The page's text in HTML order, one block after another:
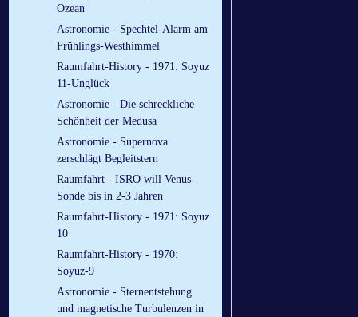
Ozean
Astronomie - Spechtel-Alarm am
Frühlings-Westhimmel
Raumfahrt-History - 1971: Soyuz
11-Unglück
Astronomie - Die schreckliche
Schönheit der Medusa
Astronomie - Supernova
zerschlägt Begleitstern
Raumfahrt - ISRO will Venus-
Sonde bis in 2-3 Jahren
Raumfahrt-History - 1971: Soyuz
10
Raumfahrt-History - 1970:
Soyuz-9
Astronomie - Sternentstehung
und magnetische Turbulenzen in